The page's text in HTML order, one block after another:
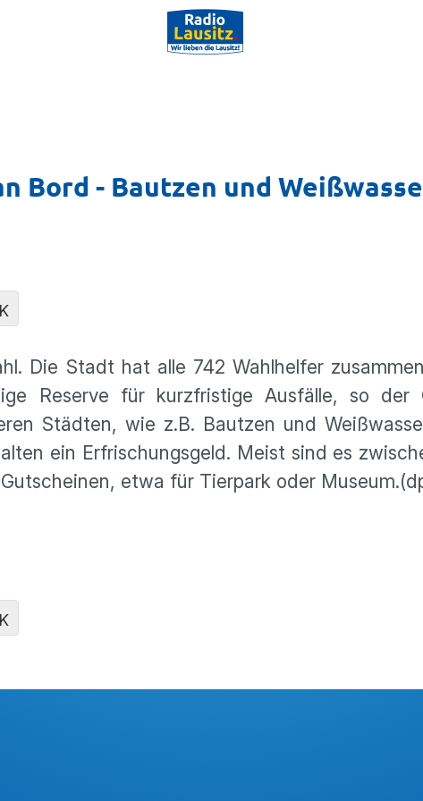
Bord - Bautzen und
Die Stadt hat alle 742 Wahlhelfer
Reserve für kurzfristige Ausfälle, so der
Städten, wie z.B. Bautzen und
ein Erfrischungsgeld. Meist sind es
etwa für Tierpark oder